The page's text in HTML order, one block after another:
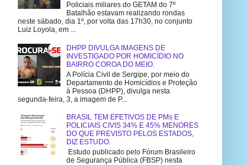
Policiais miliares do GETAM do 7º
Batalhão estavam realizando rondas
neste sábado, dia 1º, por volta das 17h30, no conjunto
Luiz Loyola, em ...
DHPP DIVULGA IMAGENS DE
INVESTIGADO POR HOMICÍDIO NO
BAIRRO COROA DO MEIO.
A Polícia Civil de Sergipe, por meio do
Departamento de Homicídios e Proteção
à Pessoa (DHPP), divulga nesta
segunda-feira, 3, a imagem de P...
BRASIL TEM EFETIVOS DE PMs E
POLICIAIS CIVIS 34% E 45% MENORES
DO QUE PREVISTO PELOS ESTADOS,
DIZ ESTUDO.
Estudo publicado pelo Fórum Brasileiro
de Segurança Pública (FBSP) nesta